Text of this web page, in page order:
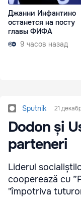
Джанни Инфантино
останется на посту
главы ФИФА
9 часов назад
Sputnik 21
Dodon și
parteneri
Liderul
cooperează cu
"împotriva